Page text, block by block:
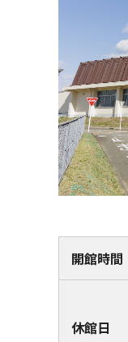
開館時間
休館日